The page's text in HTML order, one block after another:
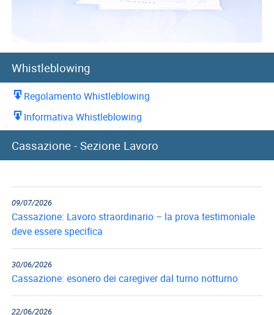
Whistleblowing
Regolamento Whistleblowing
Informativa Whistleblowing
Cassazione - Sezione Lavoro
Cassazione: recupero indennità di preavviso in caso di
09/07/2026
Cassazione: Lavoro straordinario – la prova testimoniale
deve essere specifica
30/06/2026
Cassazione: esonero dei caregiver dal turno notturno
22/06/2026